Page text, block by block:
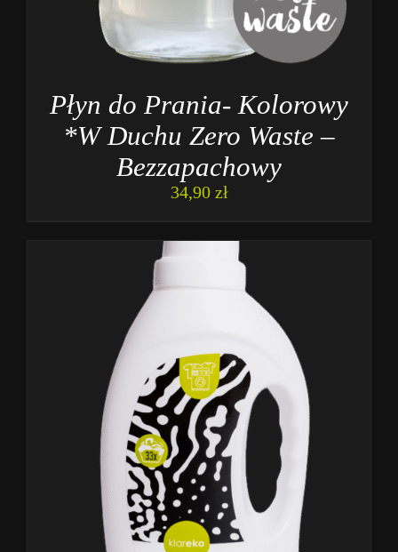
Płyn do Prania- Kolorowy
*W Duchu Zero Waste –
Bezzapachowy
34,90 zł